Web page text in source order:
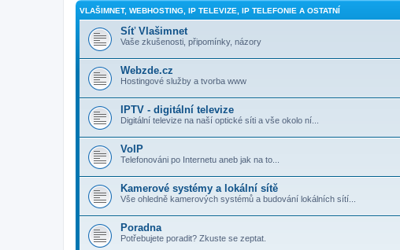
VLAŠIMNET, WEBHOSTING, IP TELEVIZE, IP TELEFONIE A OSTATNÍ
Síť Vlašimnet
Vaše zkušenosti, připomínky, názory
Webzde.cz
Hostingové služby a tvorba www
IPTV - digitální televize
Digitální televize na naší optické síti a vše okolo ní...
VoIP
Telefonováni po Internetu aneb jak na to...
Kamerové systémy a lokální sítě
Vše ohledně kamerových systémů a budování lokálních sítí...
Poradna
Potřebujete poradit? Zkuste se zeptat.